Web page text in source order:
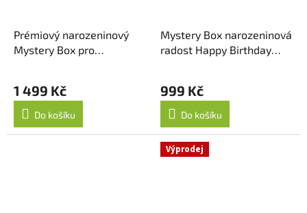
Prémiový narozeninový
Mystery Box pro
1 499 Kč
Do košíku
Mystery Box narozeninová
radost Happy Birthday
999 Kč
Do košíku
Výprodej